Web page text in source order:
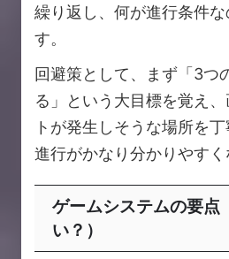
繰り返し、何が進行条件
す。
回避策として、まず「3つ
る」という大目標を覚え
トが発生しそうな場所を丁
進行がかなり分かりやすく
ゲームシステムの要点
い？）